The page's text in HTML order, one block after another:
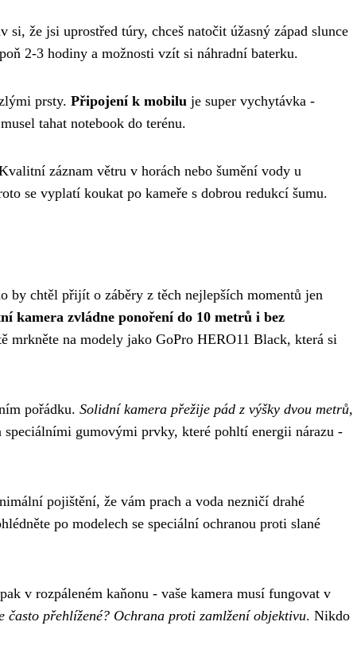
si, že jsi uprostřed túry, chceš natočit úžasný západ slunce
2-3 hodiny a možnosti vzít si náhradní baterku.
prsty. Připojení k mobilu je super vychytávka -
tahat notebook do terénu.
záznam větru v horách nebo šumění vody u
se vyplatí koukat po kameře s dobrou redukcí šumu.
by chtěl přijít o záběry z těch nejlepších momentů jen
kamera zvládne ponoření do 10 metrů i bez
mrkněte na modely jako GoPro HERO11 Black, která si
pořádku. Solidní kamera přežije pád z výšky dvou metrů,
gumovými prvky, které pohltí energii nárazu -
pojištění, že vám prach a voda nezničí drahé
po modelech se speciální ochranou proti slané
v rozpáleném kaňonu - vaše kamera musí fungovat v
často přehlížené? Ochrana proti zamlžení objektivu. Nikdo